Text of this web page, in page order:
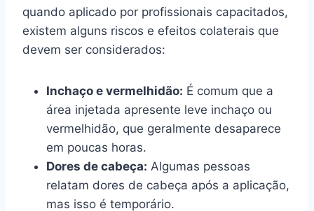
quando aplicado por profissionais capacitados,
existem alguns riscos e efeitos colaterais que
devem ser considerados:
Inchaço e vermelhidão: É comum que a
área injetada apresente leve inchaço ou
vermelhidão, que geralmente desaparece
em poucas horas.
Dores de cabeça: Algumas pessoas
relatam dores de cabeça após a aplicação,
mas isso é temporário.